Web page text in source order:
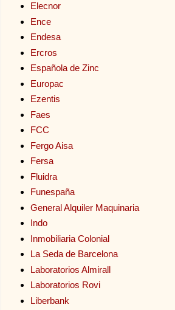
Elecnor
Ence
Endesa
Ercros
Española de Zinc
Europac
Ezentis
Faes
FCC
Fergo Aisa
Fersa
Fluidra
Funespaña
General Alquiler Maquinaria
Indo
Inmobiliaria Colonial
La Seda de Barcelona
Laboratorios Almirall
Laboratorios Rovi
Liberbank